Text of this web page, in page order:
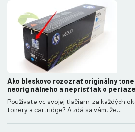
Ako bleskovo rozoznať originálny
neoriginálneho a neprísť tak o peniaze
Používate vo svojej tlačiarni za každých
tonery a cartridge? A zdá sa vám, že…